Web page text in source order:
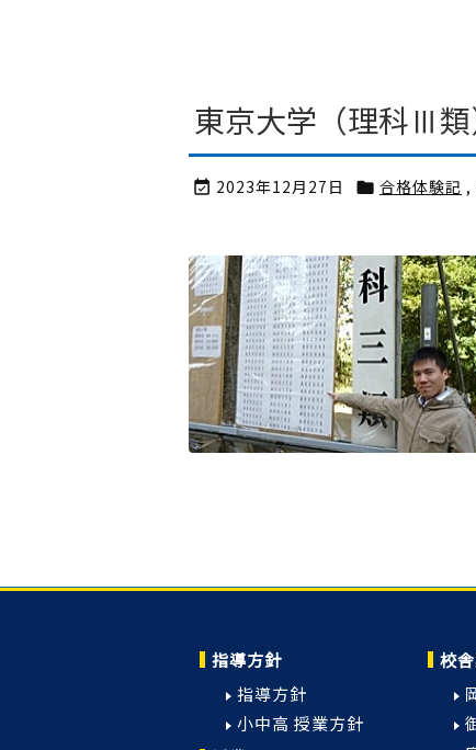
東京大学（理科Ⅲ類
 2023年12月27日  合格体験記 ,
指導方針
指導方針
小中高 授業方針
校